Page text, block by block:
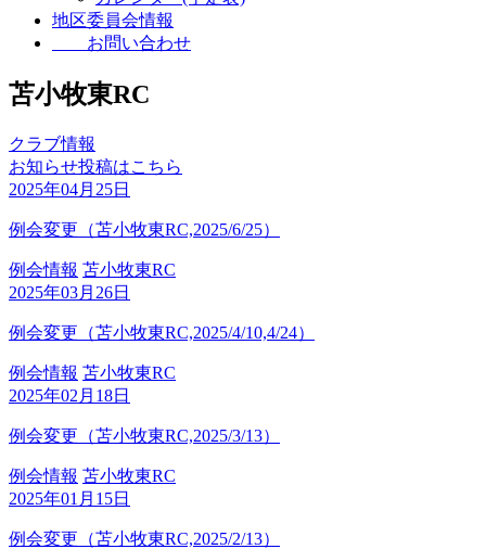
地区委員会情報
お問い合わせ
苫小牧東RC
クラブ情報
お知らせ投稿はこちら
2025年04月25日
例会変更（苫小牧東RC,2025/6/25）
例会情報 苫小牧東RC
2025年03月26日
例会変更（苫小牧東RC,2025/4/10,4/24）
例会情報 苫小牧東RC
2025年02月18日
例会変更（苫小牧東RC,2025/3/13）
例会情報 苫小牧東RC
2025年01月15日
例会変更（苫小牧東RC,2025/2/13）